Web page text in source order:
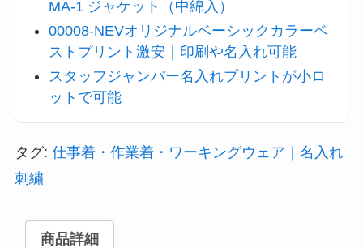
MA-1 ジャケット（中綿入）
00008-NEVオリジナルベーシックカラーベ
ストプリント激安｜印刷や名入れ可能
スタッフジャンパー名入れプリントが小ロ
ットで可能
タグ: 仕事着・作業着・ワーキングウェア｜名入れ
刺繍
商品詳細